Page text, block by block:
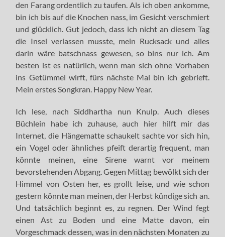
den Farang ordentlich zu taufen. Als ich oben ankomme,
bin ich bis auf die Knochen nass, im Gesicht verschmiert
und glücklich. Gut jedoch, dass ich nicht an diesem Tag
die Insel verlassen musste, mein Rucksack und alles
darin wäre batschnass gewesen, so bins nur ich. Am
besten ist es natürlich, wenn man sich ohne Vorhaben
ins Getümmel wirft, fürs nächste Mal bin ich gebrieft.
Mein erstes Songkran. Happy New Year.
Ich lese, nach Siddhartha nun Knulp. Auch dieses
Büchlein habe ich zuhause, auch hier hilft mir das
Internet, die Hängematte schaukelt sachte vor sich hin,
ein Vogel oder ähnliches pfeift derartig frequent, man
könnte meinen, eine Sirene warnt vor meinem
bevorstehenden Abgang. Gegen Mittag bewölkt sich der
Himmel von Osten her, es grollt leise, und wie schon
gestern könnte man meinen, der Herbst kündige sich an.
Und tatsächlich beginnt es, zu regnen. Der Wind fegt
einen Ast zu Boden und eine Matte davon, ein
Vorgeschmack dessen, was in den nächsten Monaten zu